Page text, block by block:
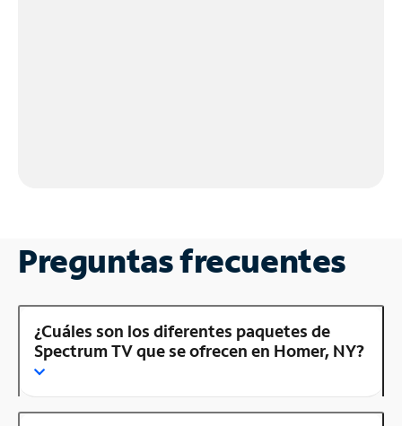
Preguntas frecuentes
¿Cuáles son los diferentes paquetes de
Spectrum TV que se ofrecen en Homer, NY?